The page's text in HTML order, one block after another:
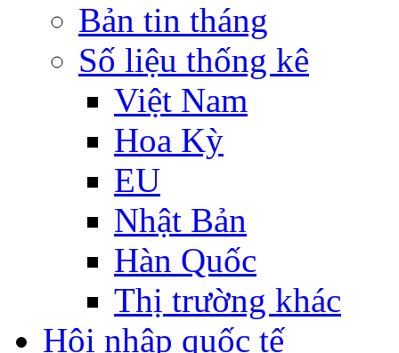
Bản tin tháng
Số liệu thống kê
Việt Nam
Hoa Kỳ
EU
Nhật Bản
Hàn Quốc
Thị trường khác
Hội nhập quốc tế